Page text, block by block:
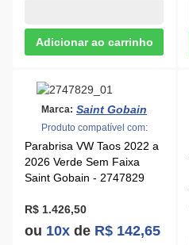
Marca: Saint Gobain
Produto compatível com:
Parabrisa VW Taos 2022 a
2026 Verde Sem Faixa
Saint Gobain - 2747829
R$ 1.426,50
ou 10x de R$ 142,65